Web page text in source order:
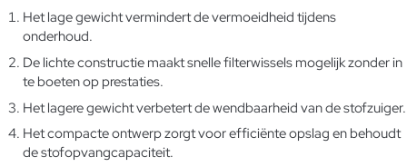
Het lage gewicht vermindert de vermoeidheid tijdens
onderhoud.
De lichte constructie maakt snelle filterwissels mogelijk zonder in
te boeten op prestaties.
Het lagere gewicht verbetert de wendbaarheid van de stofzuiger.
Het compacte ontwerp zorgt voor efficiënte opslag en behoudt
de stofopvangcapaciteit.